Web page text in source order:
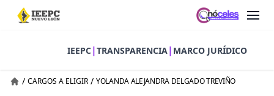
IEEPC|TRANSPARENCIA| MARCO JURÍDICO
/ CARGOS A ELIGIR / YOLANDA ALEJANDRA DELGADO TREVIÑO